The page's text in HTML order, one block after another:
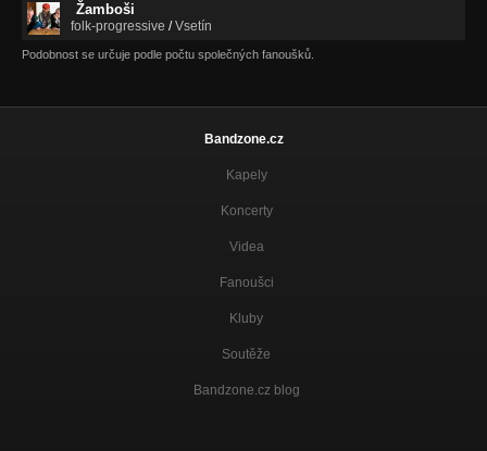
Žamboši
folk-progressive /Vsetín
Podobnost se určuje podle počtu společných fanoušků.
Bandzone.cz
Kapely
Koncerty
Videa
Fanoušci
Kluby
Soutěže
Bandzone.cz blog